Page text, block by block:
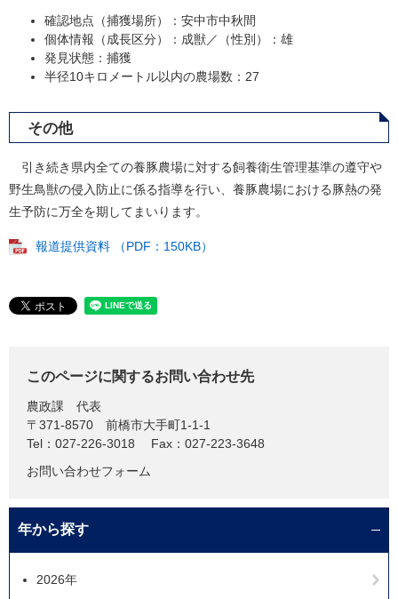
確認地点（捕獲場所）：安中市中秋間
個体情報（成長区分）：成獣／（性別）：雄
発見状態：捕獲
半径10キロメートル以内の農場数：27
その他
引き続き県内全ての養豚農場に対する飼養衛生管理基準の遵守や
野生鳥獣の侵入防止に係る指導を行い、養豚農場における豚熱の発
生予防に万全を期してまいります。
報道提供資料 （PDF：150KB）
このページに関するお問い合わせ先
農政課
代表
〒371-8570
前橋市大手町1-1-1
Tel：027-226-3018
Fax：027-223-3648
お問い合わせフォーム
年から探す
2026年